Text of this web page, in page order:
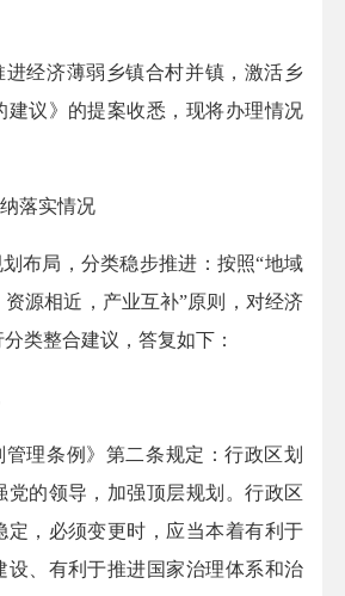
经济薄弱乡镇合村并镇，激活乡
议》的提案收悉， 现将办理情况
落实情况
布局，分类稳步推进：按照“地域
源相近，产业互补”原则，对经济
类整合建议，答复如下：
管理条例》第二条规定：行政区划
党的领导，加强顶层规划。行政区
定，必须变更时，应当本着有利于
设、有利于推进国家治理体系和治